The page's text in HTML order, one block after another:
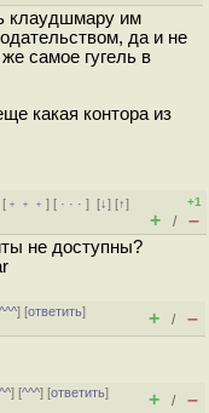
клаудшмару им
да и не
самое гугель в
какая контора из
[ ﹢﹢﹢] [ · · ·][↓] [↑]
+1
+ / –
не доступны?
^^^] [ответить]
+ / –
^^] [^^^] [ответить]
+ / –